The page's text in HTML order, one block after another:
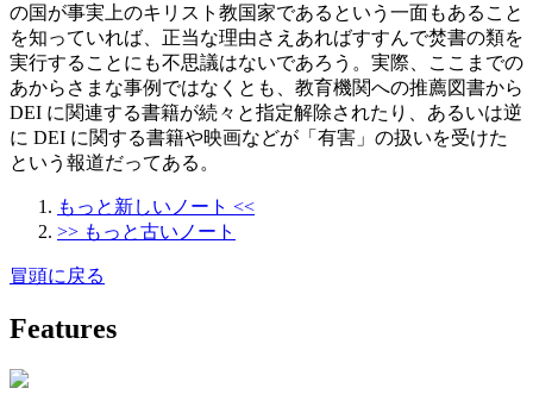
の国が事実上のキリスト教国家であるという一面もあること
を知っていれば、正当な理由さえあればすすんで焚書の類を
実行することにも不思議はないであろう。実際、ここまでの
あからさまな事例ではなくとも、教育機関への推薦図書から
DEI に関連する書籍が続々と指定解除されたり、あるいは逆
に DEI に関する書籍や映画などが「有害」の扱いを受けた
という報道だってある。
もっと新しいノート <<
>> もっと古いノート
冒頭に戻る
Features